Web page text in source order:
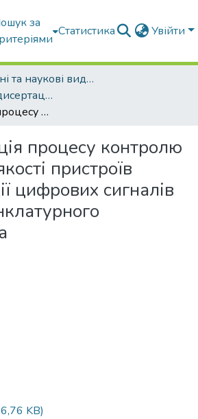
за
Статистика Увійти
Навчальні та наукові видання
Автореферати дисертацій та дисертації
Автоматизація процесу контролю показників якості пристроїв синхронізації цифрових сигналів багатономенклатурного виробництва
процесу контролю
пристроїв
цифрових сигналів
KB)